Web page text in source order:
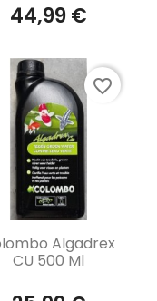
44,99 €
Aperçu rapide
Algadrex
CU 500 Ml
favorite_border